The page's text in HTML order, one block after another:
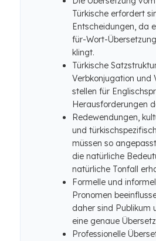
Türkische erfordert
Entscheidungen, da
für-Wort-
klingt.
Türkische
Verbkonjugation und
stellen für
Herausforderungen
Redewendungen,
und
müssen so
die natürliche
natürliche Tonfall
Formelle und
Pronomen
daher sind Publikum
eine genaue
Professionelle